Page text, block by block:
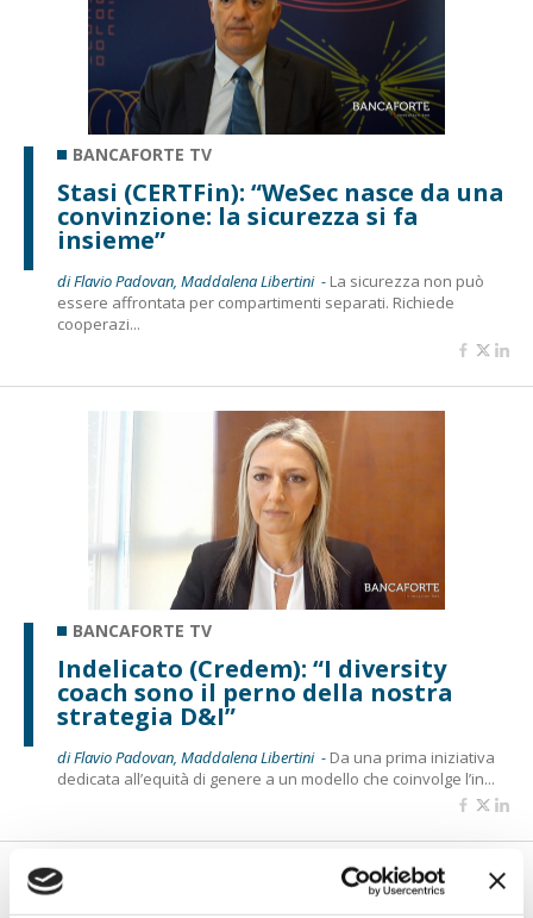
BANCAFORTE TV
Stasi (CERTFin): “WeSec nasce da una
convinzione: la sicurezza si fa
insieme”
di Flavio Padovan, Maddalena Libertini - La sicurezza non può
essere affrontata per compartimenti separati. Richiede
cooperazi...
BANCAFORTE TV
Indelicato (Credem): “I diversity
coach sono il perno della nostra
strategia D&I”
di Flavio Padovan, Maddalena Libertini - Da una prima iniziativa
dedicata all’equità di genere a un modello che coinvolge l’in...